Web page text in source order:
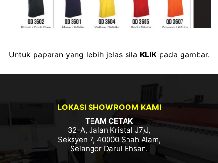
Untuk paparan yang lebih jelas sila KLIKpada gambar.
LOKASI SHOWROOM KAMI
TEAM CETAK
32-A, Jalan Kristal J7/J,
Seksyen 7, 40000 Shah Alam,
Selangor Darul Ehsan.